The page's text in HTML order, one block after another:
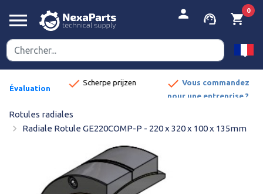
menu person support_agent shopping_cart
0
Évaluation
8,9/10
prijzen done Vous commandez
Rotules radiales
navigate_next Radiale Rotule GE220COMP-P - 220 x 320 x 100 x 135mm

